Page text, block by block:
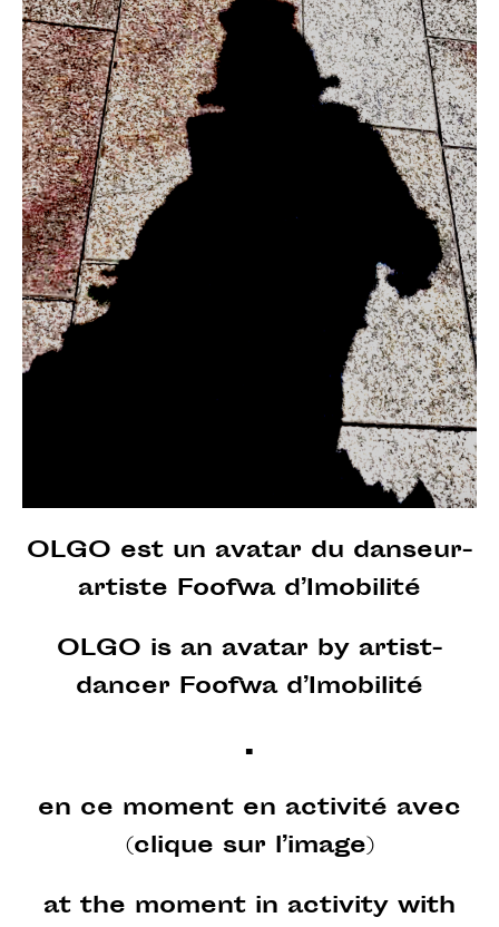
OLGO est un avatar du danseur-
artiste Foofwa d’Imobilité
OLGO is an avatar by artist-
dancer Foofwa d’Imobilité
.
en ce moment en activité avec
(clique sur l’image)
at the moment in activity with